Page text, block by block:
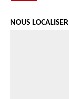
NOUS LOCALISER